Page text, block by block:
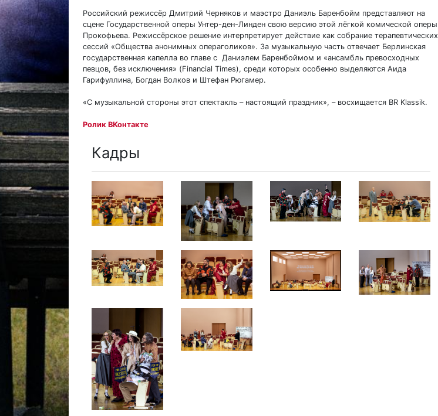
Российский режиссёр Дмитрий Черняков и маэстро Даниэль Баренбойм представляют на
сцене Государственной оперы Унтер-ден-Линден свою версию этой лёгкой комической оперы
Прокофьева. Режиссёрское решение интерпретирует действие как собрание терапевтических
сессий «Общества анонимных операголиков». За музыкальную часть отвечает Берлинская
государственная капелла во главе с Даниэлем Баренбоймом и «ансамбль превосходных
певцов, без исключения» (Financial Times), среди которых особенно выделяются Аида
Гарифуллина, Богдан Волков и Штефан Рюгамер.
«С музыкальной стороны этот спектакль – настоящий праздник», – восхищается BR Klassik.
Ролик ВКонтакте
Кадры